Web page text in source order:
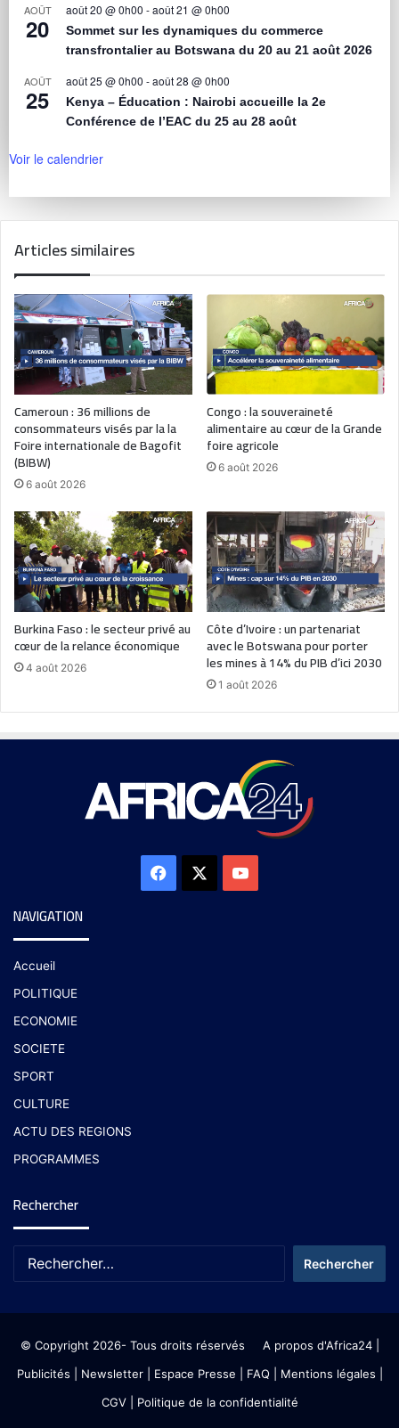
AOÛT
20
août 20 @ 0h00 -août 21 @ 0h00
Sommet sur les dynamiques du commerce
transfrontalier au Botswana du 20 au 21 août 2026
AOÛT
25
août 25 @ 0h00 -août 28 @ 0h00
Kenya – Éducation : Nairobi accueille la 2e
Conférence de l’EAC du 25 au 28 août
Voir le calendrier
Articles similaires
Cameroun : 36 millions de
consommateurs visés par la la
Foire internationale de Bagofit
(BIBW)
6 août 2026
Congo : la souveraineté
alimentaire au cœur de la Grande
foire agricole
6 août 2026
Burkina Faso : le secteur privé au
cœur de la relance économique
4 août 2026
Côte d’Ivoire : un partenariat
avec le Botswana pour porter
les mines à 14% du PIB d’ici 2030
1 août 2026
NAVIGATION
Accueil
POLITIQUE
ECONOMIE
SOCIETE
SPORT
CULTURE
ACTU DES REGIONS
PROGRAMMES
Rechercher
© Copyright 2026- Tous droits réservés A propos d'Africa24|
Publicités
Newsletter| Espace Presse | FAQ | Mentions légales
CGV| Politique de la confidentialité